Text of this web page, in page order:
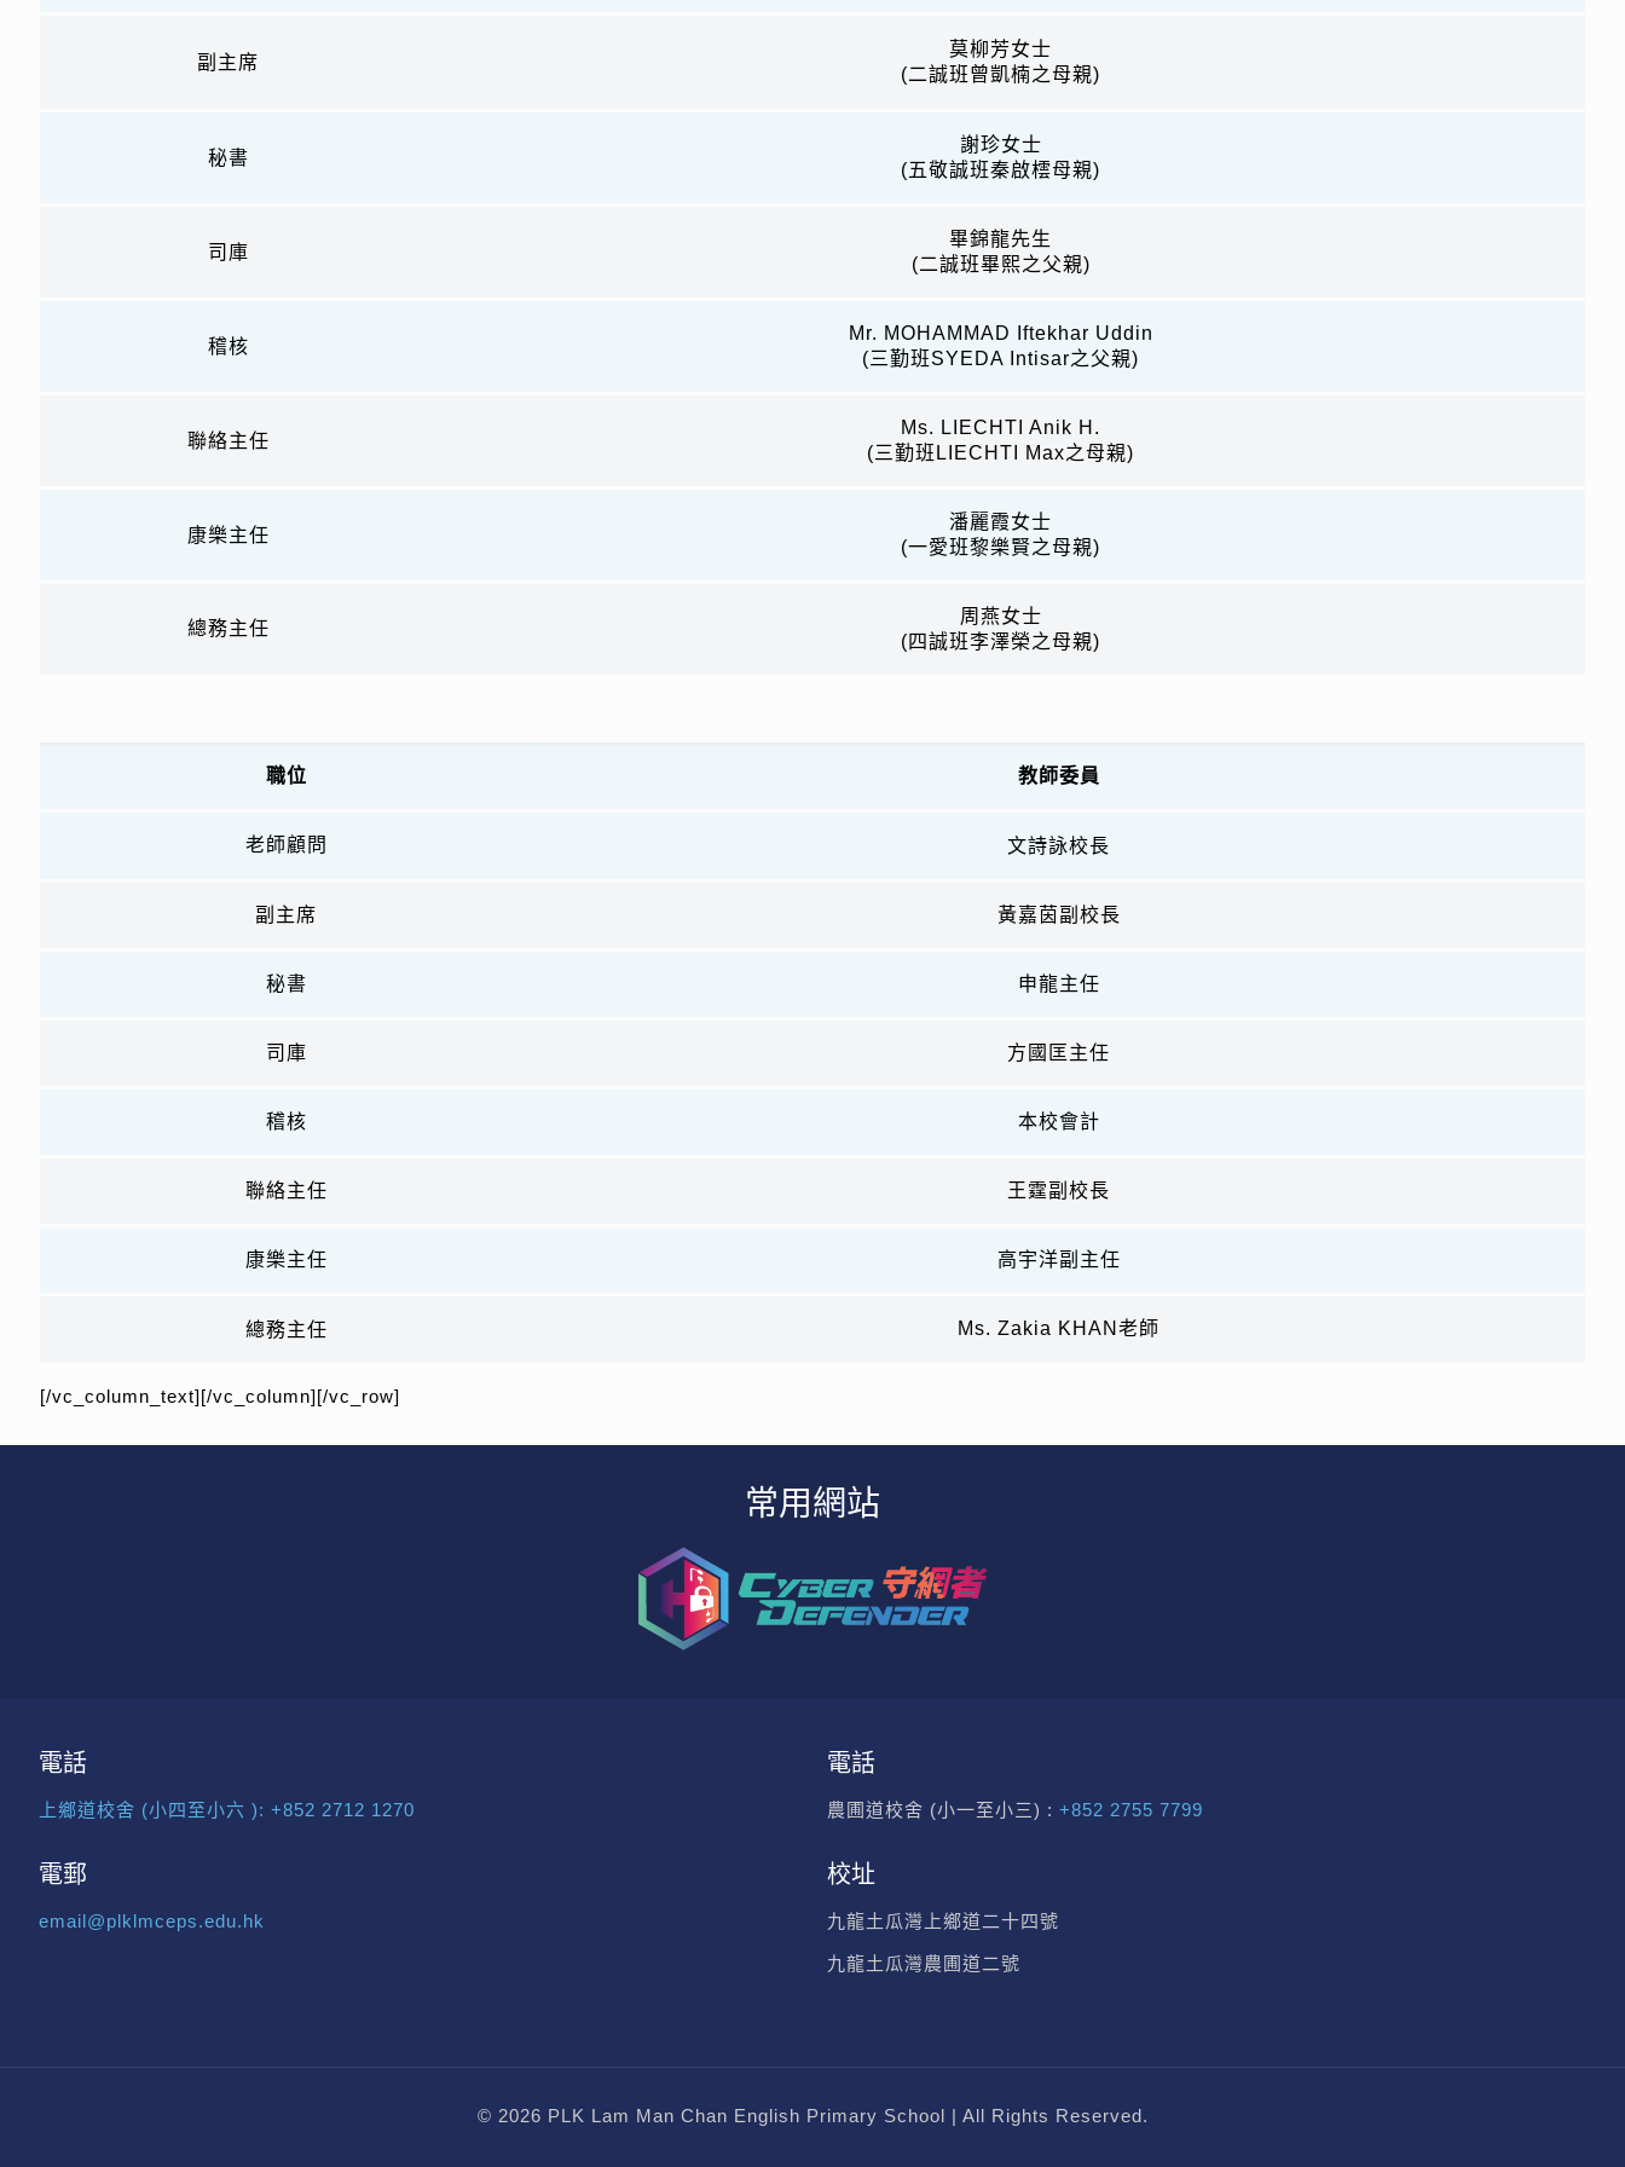
副主席
莫柳芳女士
(二誠班曾凱楠之母親)
秘書
謝珍女士
(五敬誠班秦啟橒母親)
司庫
畢錦龍先生
(二誠班畢熙之父親)
稽核
Mr. MOHAMMAD Iftekhar Uddin
(三勤班SYEDA Intisar之父親)
聯絡主任
Ms. LIECHTI Anik H.
(三勤班LIECHTI Max之母親)
康樂主任
潘麗霞女士
(一愛班黎樂賢之母親)
總務主任
周燕女士
(四誠班李澤榮之母親)
職位 教師委員
老師顧問 文詩詠校長
副主席 黃嘉茵副校長
秘書 申龍主任
司庫 方國匡主任
稽核 本校會計
聯絡主任 王霆副校長
康樂主任 高宇洋副主任
總務主任 Ms. Zakia KHAN老師
[/vc_column_text][/vc_column][/vc_row]
常用網站
電話
上鄉道校舍 (小四至小六 ): +852 2712 1270
電郵
email@plklmceps.edu.hk
電話
農圃道校舍 (小一至小三) : +852 2755 7799
校址
九龍土瓜灣上鄉道二十四號
九龍土瓜灣農圃道二號
© 2026 PLK Lam Man Chan English Primary School | All Rights Reserved.